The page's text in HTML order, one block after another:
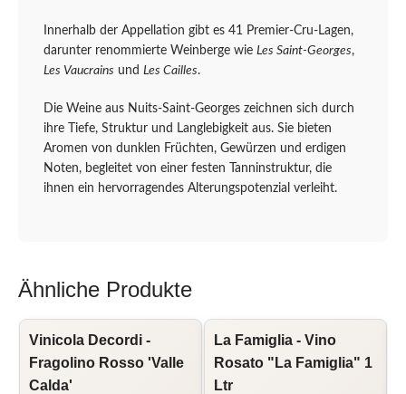
Innerhalb der Appellation gibt es 41 Premier-Cru-Lagen,
darunter renommierte Weinberge wie Les Saint-Georges,
Les Vaucrains und Les Cailles.
Die Weine aus Nuits-Saint-Georges zeichnen sich durch
ihre Tiefe, Struktur und Langlebigkeit aus. Sie bieten
Aromen von dunklen Früchten, Gewürzen und erdigen
Noten, begleitet von einer festen Tanninstruktur, die
ihnen ein hervorragendes Alterungspotenzial verleiht.
Ähnliche Produkte
Vinicola Decordi -
Fragolino Rosso 'Valle
Calda'
La Famiglia - Vino
Rosato "La Famiglia" 1
Ltr